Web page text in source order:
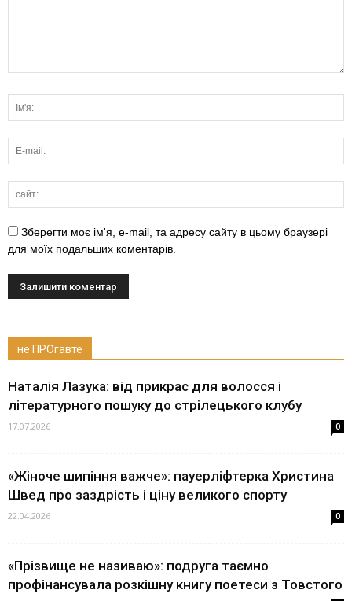
Зберегти моє ім'я, e-mail, та адресу сайту в цьому браузері
для моїх подальших коментарів.
не ПРОгавте
Наталія Лазука: від прикрас для волосся і
літературного пошуку до стрілецького клубу
17.07.2026 0
«Жіноче шипіння важче»: пауерліфтерка Христина
Швед про заздрість і ціну великого спорту
22.04.2026 0
«Прізвище не називаю»: подруга таємно
профінансувала розкішну книгу поетеси з Товстого